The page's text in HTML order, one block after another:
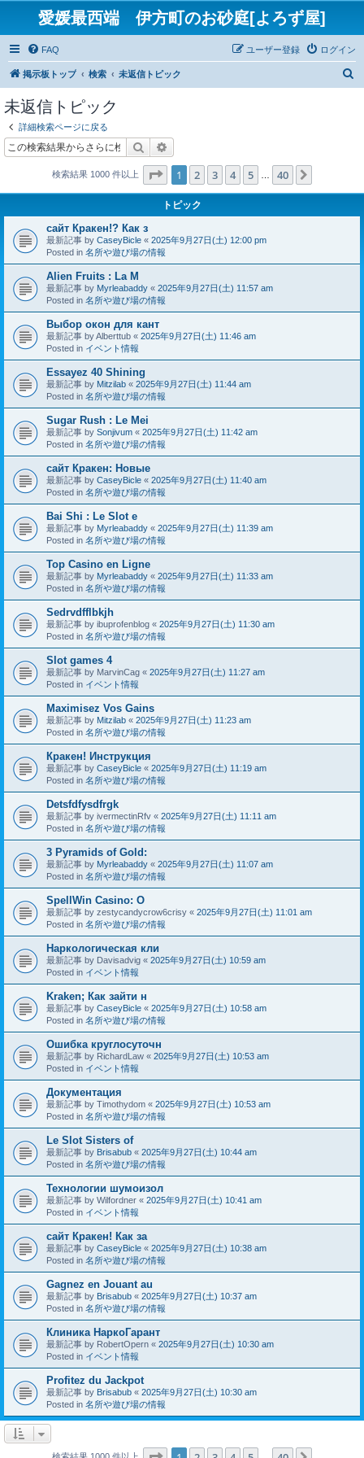
愛媛最西端 伊方町のお砂庭[よろず屋]
FAQ ログイン
ユーザー登録
掲示板トップ 検索 未返信トピック
未返信トピック
詳細検索ページに戻る
検索
検索結果 1000 件以上 ページ1 ／
1 2 3 4 5 40
トピック
сайт Кракен!? Как з
最新記事 by CaseyBicle « 2025年9月27日(土) 12:00 pm
Posted in 名所や遊び場の情報
Alien Fruits : La M
最新記事 by Myrleabaddy « 2025年9月27日(土) 11:57 am
Posted in 名所や遊び場の情報
Выбор окон для кант
最新記事 byAlberttub « 2025年9月27日(土) 11:46 am
Posted in イベント情報
Essayez 40 Shining
最新記事 by Mitzilab « 2025年9月27日(土) 11:44 am
Posted in 名所や遊び場の情報
Sugar Rush : Le Mei
最新記事 by Sonjivum « 2025年9月27日(土) 11:42 am
Posted in 名所や遊び場の情報
сайт Кракен: Новые
最新記事 by CaseyBicle « 2025年9月27日(土) 11:40 am
Posted in 名所や遊び場の情報
Bai Shi : Le Slot e
最新記事 by Myrleabaddy « 2025年9月27日(土) 11:39 am
Posted in 名所や遊び場の情報
Top Casino en Ligne
最新記事 by Myrleabaddy « 2025年9月27日(土) 11:33 am
Posted in 名所や遊び場の情報
Sedrvdfflbkjh
最新記事 by ibuprofenblog « 2025年9月27日(土) 11:30 am
Posted in 名所や遊び場の情報
Slot games 4
最新記事 by MarvinCag « 2025年9月27日(土) 11:27 am
Posted in イベント情報
Maximisez Vos Gains
最新記事 by Mitzilab « 2025年9月27日(土) 11:23 am
Posted in 名所や遊び場の情報
Кракен! Инструкция
最新記事 by CaseyBicle « 2025年9月27日(土) 11:19 am
Posted in 名所や遊び場の情報
Detsfdfysdfrgk
最新記事 by ivermectinRfv « 2025年9月27日(土) 11:11 am
Posted in 名所や遊び場の情報
3 Pyramids of Gold:
最新記事 by Myrleabaddy « 2025年9月27日(土) 11:07 am
Posted in 名所や遊び場の情報
SpellWin Casino: O
最新記事 by zestycandycrow6crisy « 2025年9月27日(土) 11:01 am
Posted in 名所や遊び場の情報
Наркологическая кли
最新記事 by Davisadvig « 2025年9月27日(土) 10:59 am
Posted in イベント情報
Kraken; Как зайти н
最新記事 by CaseyBicle « 2025年9月27日(土) 10:58 am
Posted in 名所や遊び場の情報
Ошибка круглосуточн
最新記事 by RichardLaw « 2025年9月27日(土) 10:53 am
Posted in イベント情報
Документация
最新記事 by Timothydom « 2025年9月27日(土) 10:53 am
Posted in 名所や遊び場の情報
Le Slot Sisters of
最新記事 by Brisabub « 2025年9月27日(土) 10:44 am
Posted in 名所や遊び場の情報
Технологии шумоизол
最新記事 by Wilfordner « 2025年9月27日(土) 10:41 am
Posted in イベント情報
сайт Кракен! Как за
最新記事 by CaseyBicle « 2025年9月27日(土) 10:38 am
Posted in 名所や遊び場の情報
Gagnez en Jouant au
最新記事 by Brisabub « 2025年9月27日(土) 10:37 am
Posted in 名所や遊び場の情報
Клиника НаркоГарант
最新記事 by RobertOpern « 2025年9月27日(土) 10:30 am
Posted in イベント情報
Profitez du Jackpot
最新記事 by Brisabub « 2025年9月27日(土) 10:30 am
Posted in 名所や遊び場の情報
検索結果 1000 件以上